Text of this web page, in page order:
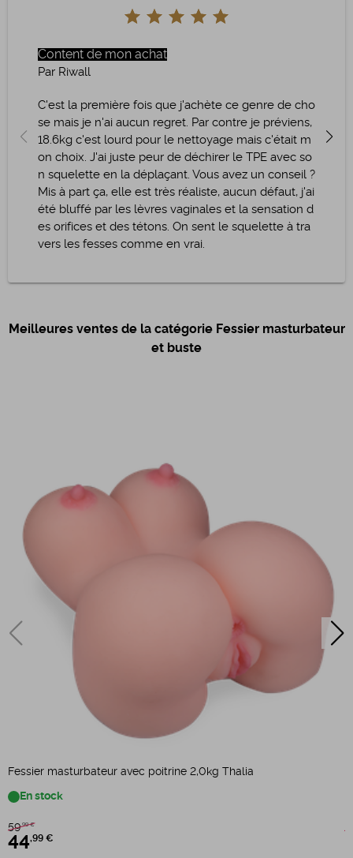
Content de mon achat
Par Riwall
C'est la première fois que j'achète ce genre de cho
se mais je n'ai aucun regret. Par contre je préviens,
18.6kg c'est lourd pour le nettoyage mais c'était m
on choix. J'ai juste peur de déchirer le TPE avec so
n squelette en la déplaçant. Vous avez un conseil ?
Mis à part ça, elle est très réaliste, aucun défaut, j'ai
été bluffé par les lèvres vaginales et la sensation d
es orifices et des tétons. On sent le squelette à tra
vers les fesses comme en vrai.
Meilleures ventes de la catégorie Fessier masturbateur
et buste
Fessier masturbateur avec poitrine 2,0kg Thalia
En stock
59 ,99 €
44,99 €